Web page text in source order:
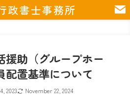
政書士事務所
援助（グループホー
配置基準について
2023 November 22, 2024